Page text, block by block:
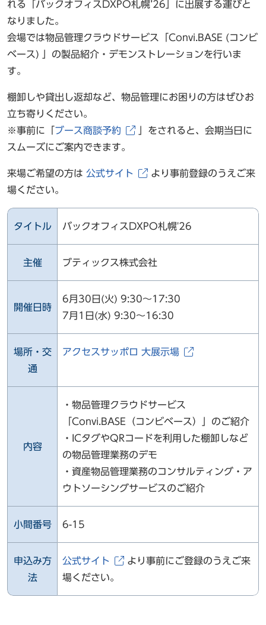
れる「バックオフィスDXPO札幌’26」に出展する運びと
なりました。
会場では物品管理クラウドサービス「Convi.BASE (コンビ
ベース) 」の製品紹介・デモンストレーションを行いま
す。
棚卸しや貸出し返却など、物品管理にお困りの方はぜひお
立ち寄りください。
※事前に「 ブース商談予約
」をされると、会期当日に
スムーズにご案内できます。
来場ご希望の方は 公式サイト
より事前登録のうえご来
場ください。
タイトル バックオフィスDXPO札幌'26
主催 ブティックス株式会社
開催日時
6月30日(火) 9:30～17:30
7月1日(水) 9:30～16:30
場所・交
通
アクセスサッポロ 大展示場
内容
・物品管理クラウドサービス
「Convi.BASE（コンビベース）」のご紹介
・ICタグやQRコードを利用した棚卸しなど
の物品管理業務のデモ
・資産物品管理業務のコンサルティング・ア
ウトソーシングサービスのご紹介
小間番号 6-15
申込み方
法
公式サイト
より事前にご登録のうえご来
場ください。